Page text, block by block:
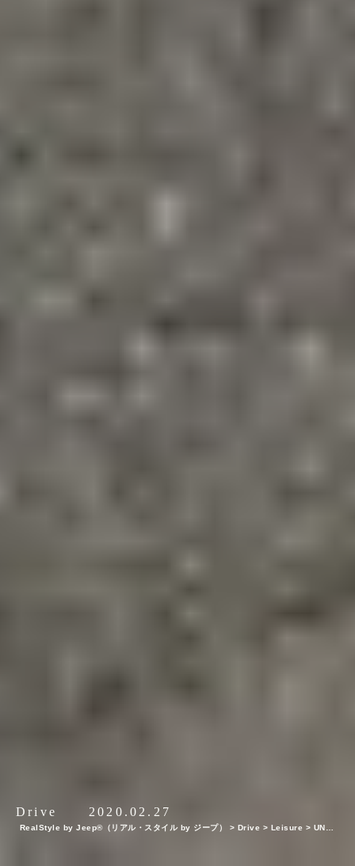
Drive 2020.02.27
RealStyle by Jeep®（リアル・スタイル by ジープ） > Drive > Leisure > UNMA